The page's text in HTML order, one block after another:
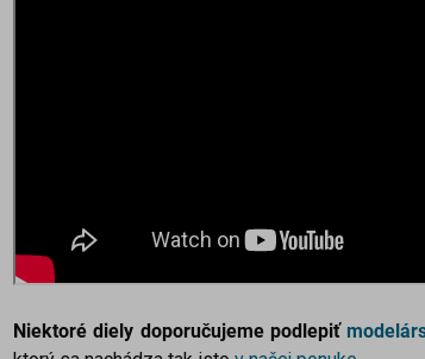
Niektoré diely doporučujeme podlepiť